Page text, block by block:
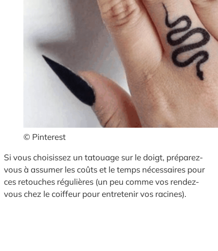
© Pinterest
Si vous choisissez un tatouage sur le doigt, préparez-
vous à assumer les coûts et le temps nécessaires pour
ces retouches régulières (un peu comme vos rendez-
vous chez le coiffeur pour entretenir vos racines).